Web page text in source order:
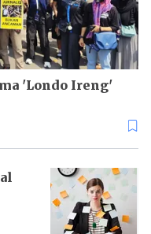
'Londo Ireng'